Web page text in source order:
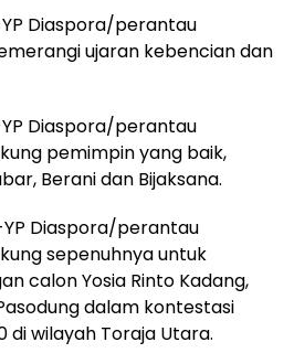
YP Diaspora/perantau
ujaran kebencian dan
YP Diaspora/perantau
pemimpin yang baik,
Berani dan Bijaksana.
YP Diaspora/perantau
sepenuhnya untuk
calon Yosia Rinto Kadang,
dalam kontestasi
di wilayah Toraja Utara.